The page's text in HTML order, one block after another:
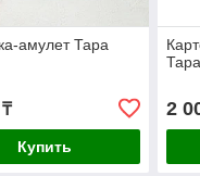
амулет Тара
Купить
2